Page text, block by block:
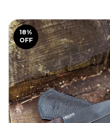
18%
OFF